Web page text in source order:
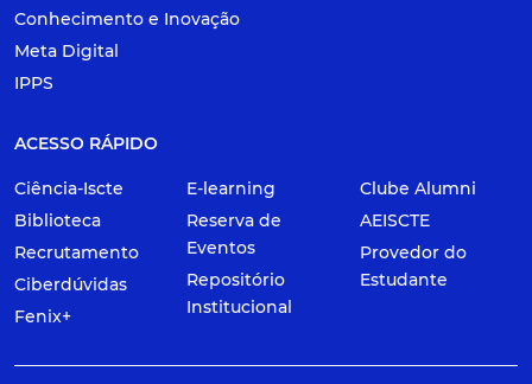
Conhecimento e Inovação
Meta Digital
IPPS
ACESSO RÁPIDO
Ciência-Iscte
Biblioteca
Recrutamento
Ciberdúvidas
Fenix+
E-learning
Reserva de
Eventos
Repositório
Institucional
Clube Alumni
AEISCTE
Provedor do
Estudante